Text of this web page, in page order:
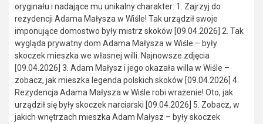
oryginału i nadające mu unikalny charakter: 1. Zajrzyj do
rezydencji Adama Małysza w Wiśle! Tak urządził swoje
imponujące domostwo były mistrz skoków [09.04.2026] 2. Tak
wygląda prywatny dom Adama Małysza w Wiśle – były
skoczek mieszka we własnej willi. Najnowsze zdjęcia
[09.04.2026] 3. Adam Małysz i jego okazała willa w Wiśle –
zobacz, jak mieszka legenda polskich skoków [09.04.2026] 4.
Rezydencja Adama Małysza w Wiśle robi wrażenie! Oto, jak
urządził się były skoczek narciarski [09.04.2026] 5. Zobacz, w
jakich wnętrzach mieszka Adam Małysz – były skoczek